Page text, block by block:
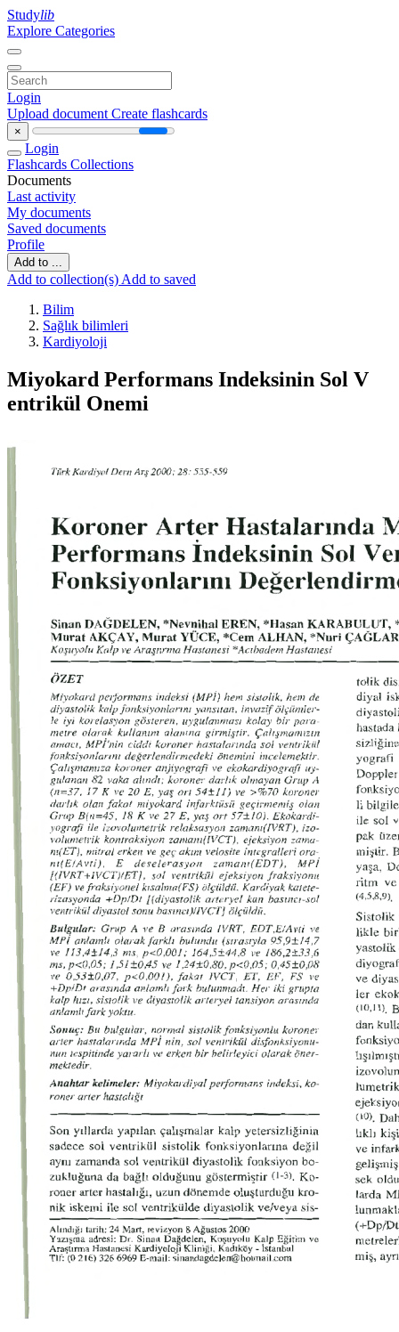
Studylib
Explore Categories
Login
Upload document Create flashcards
×
Login
Flashcards Collections
Documents
Last activity
My documents
Saved documents
Profile
Add to ...
Add to collection(s) Add to saved
Bilim
Sağlık bilimleri
Kardiyoloji
Miyokard Performans Indeksinin Sol V
entrikül Onemi